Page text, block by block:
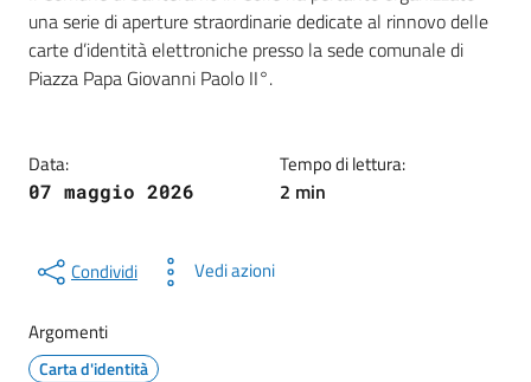
una serie di aperture straordinarie dedicate al rinnovo delle
carte d’identità elettroniche presso la sede comunale di
Piazza Papa Giovanni Paolo II°.
Data:
07 maggio 2026
Tempo di lettura:
2 min
Condividi Vedi azioni
Argomenti
Carta d'identità